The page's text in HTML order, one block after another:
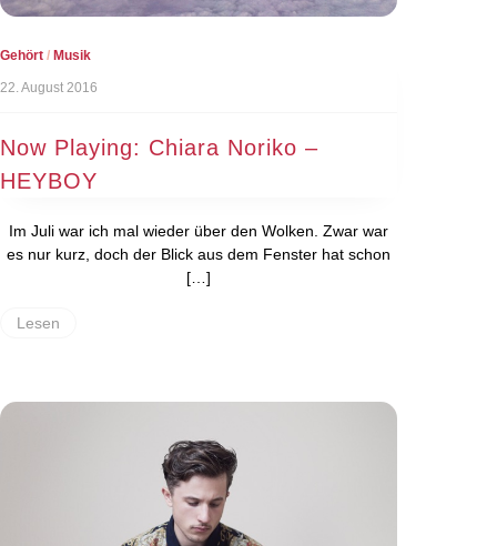
Gehört / Musik
22. August 2016
Now Playing: Chiara Noriko –
HEYBOY
Im Juli war ich mal wieder über den Wolken. Zwar war
es nur kurz, doch der Blick aus dem Fenster hat schon
[…]
Lesen